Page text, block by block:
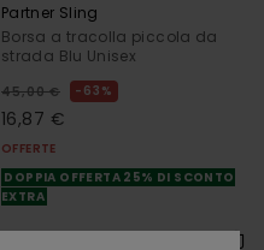
Partner Sling
Borsa a tracolla piccola da
strada Blu Unisex
45,00 € 63%
16,87 €
OFFERTE
DOPPIA OFFERTA 25% DI SCONTO
EXTRA